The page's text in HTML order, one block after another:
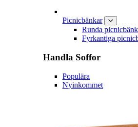
Picnicbänkar
Runda
Fyrkantiga
Handla Soffor
Populära
Nyinkommet